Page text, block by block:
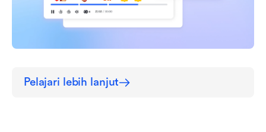
Pelajari lebih lanjut